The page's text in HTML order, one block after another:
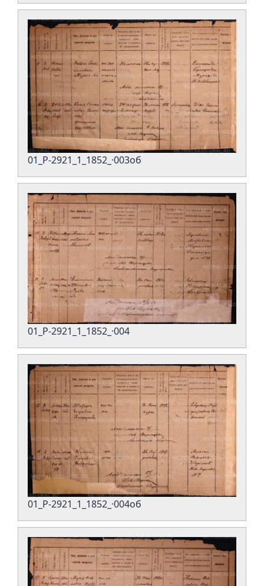
01_Р-2921_1_1852_·003об
01_Р-2921_1_1852_·004
01_Р-2921_1_1852_·004об